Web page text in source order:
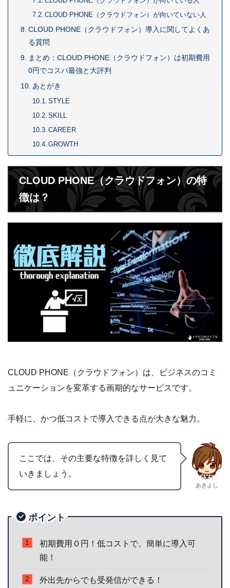
CLOUD PHONE（クラウドフォン）が向いていない人
CLOUD PHONE（クラウドフォン）導入に関してよくあ
る質問
まとめ：CLOUD PHONE（クラウドフォン）は初期費用
0円でコスパ最強と大評判
あとがき
STYLE
SKILL
CAREER
GROWTH
CLOUD PHONE（クラウドフォン）の特
徴は？
CLOUD PHONE（クラウドフォン）は、ビジネスのコミ
ュニケーションを変革する画期的なサービスです。
手軽に、かつ低コストで導入できる点が大きな魅力。
ここでは、その主要な特徴を詳しく見て
いきましょう。
あきよし
ポイント
初期費用０円！低コストで、簡単に導入可
能！
外出先からでも受発信ができる！